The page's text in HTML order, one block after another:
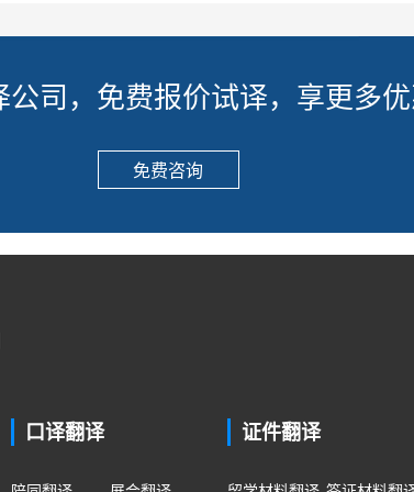
公司，免费报价试译，享更多
免费咨询
口译翻译 证件翻译